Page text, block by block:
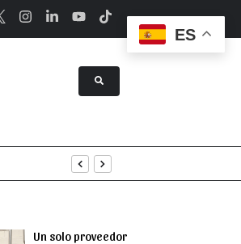
Un solo proveedor
ES